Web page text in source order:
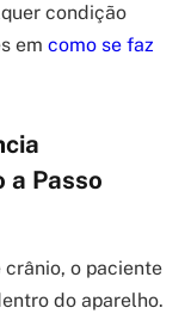
condição
em como se faz
a Passo
o paciente
do aparelho.